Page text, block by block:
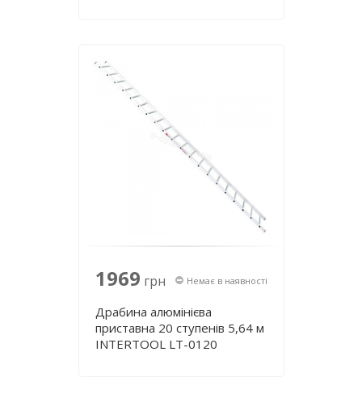
1969 грн Немає в наявності
Драбина алюмінієва
приставна 20 ступенів 5,64 м
INTERTOOL LT-0120